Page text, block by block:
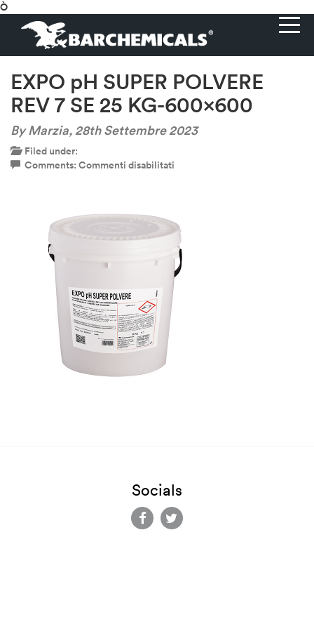
Ò
EXPO pH SUPER POLVERE
REV 7 SE 25 KG-600×600
By Marzia,28th Settembre 2023
Filed under:
Comments: Commenti disabilitati
POLVERE
REV
7
SE
25
Socials